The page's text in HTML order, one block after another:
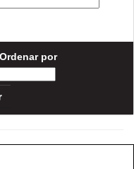
Ordenar por